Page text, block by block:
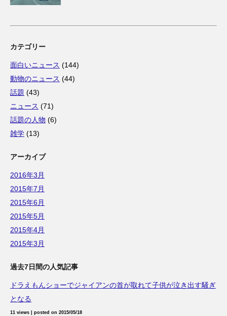
カテゴリー
面白いニュース (144)
動物のニュース (44)
話題 (43)
ニュース (71)
話題の人物 (6)
雑学 (13)
アーカイブ
2016年3月
2015年7月
2015年6月
2015年5月
2015年4月
2015年3月
過去7日間の人気記事
ドラえもんショーでジャイアンの首が取れて子供が泣き出す騒ぎ
となる
11 views posted on 2015/05/18